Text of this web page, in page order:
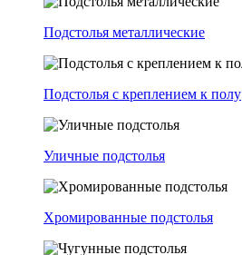
Подстолья металлические
Подстолья с креплением к полу
Уличные подстолья
Хромированные подстолья